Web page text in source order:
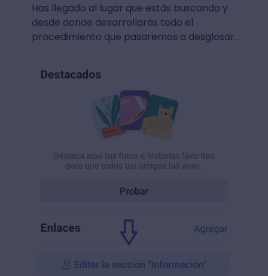
Has llegado al lugar que estás buscando y
desde donde desarrollarás todo el
procedimiento que pasaremos a desglosar.